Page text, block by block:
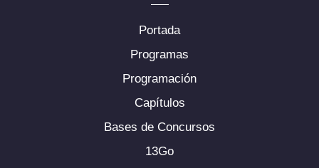
Portada
Programas
Programación
Capítulos
Bases de Concursos
13Go